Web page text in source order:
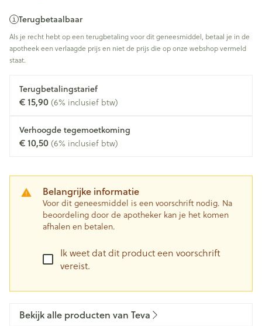
Terugbetaalbaar
Als je recht hebt op een terugbetaling voor dit geneesmiddel, betaal je in de
apotheek een verlaagde prijs en niet de prijs die op onze webshop vermeld
staat.
Terugbetalingstarief
€ 15,90(6% inclusief btw)
Verhoogde tegemoetkoming
€ 10,50(6% inclusief btw)
Belangrijke informatie
Voor dit geneesmiddel is een voorschrift nodig. Na
beoordeling door de apotheker kan je het komen
afhalen en betalen.
Ik weet dat dit product een voorschrift
vereist.
Bekijk alle producten van Teva